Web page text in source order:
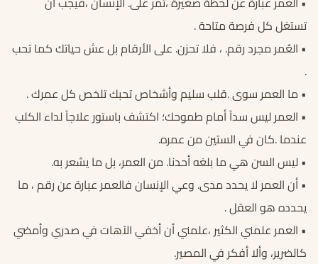
تستغل كل فرصة متاحة .
• العٌمر مجرد رقم. ، فلا تحزن. على الأرقام بل عش حياتك كما تحب
.
• ما العمر سوى .قلب سليم وأشخاص تحبك تلخص كل عمرك .
• العمر ليس سداً أمام طموحك؛ اكتشف باستور علاجاً لداء الكلب
عندما .كان في الستين من عمره.
• ليس السن هي ما بلغه أحدنا. من العمر، بل ما يشعر به.
• أن العمر لا يحدد مدى. وعي الإنسان فالعمر عبارة عن رقم ، ما
يحدده هو العقل .
• العمر علمني الكثير ،علمني أن أخفي الآهات في صدري وأمضي
كالضرير، وألا أفكر في المصير.